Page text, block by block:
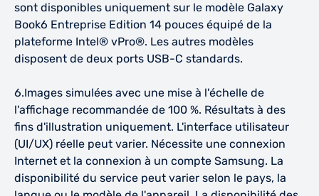
sont disponibles uniquement sur le modèle Galaxy
Book6 Entreprise Edition 14 pouces équipé de la
plateforme Intel® vPro®. Les autres modèles
disposent de deux ports USB-C standards.
6.Images simulées avec une mise à l'échelle de
l'affichage recommandée de 100 %. Résultats à des
fins d'illustration uniquement. L'interface utilisateur
(UI/UX) réelle peut varier. Nécessite une connexion
Internet et la connexion à un compte Samsung. La
disponibilité du service peut varier selon le pays, la